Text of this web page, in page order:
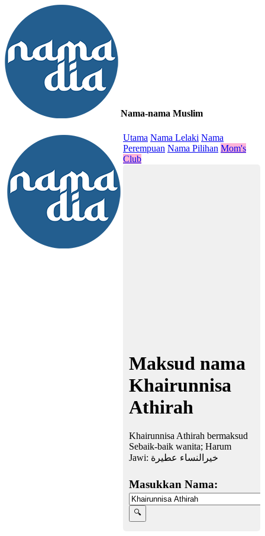
Nama-nama Muslim
Utama Nama Lelaki Nama
Perempuan Nama Pilihan Mom's
Club
Maksud nama
Khairunnisa
Athirah
Khairunnisa Athirah bermaksud
Sebaik-baik wanita; Harum
Jawi: خيرالنساء عطيرة
Masukkan Nama: